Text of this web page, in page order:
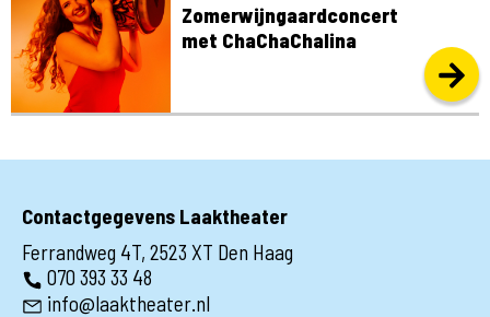
Zomerwijngaardconcert
met ChaChaChalina
Contactgegevens Laaktheater
Ferrandweg 4T, 2523 XT Den Haag
070 393 33 48
info@laaktheater.nl